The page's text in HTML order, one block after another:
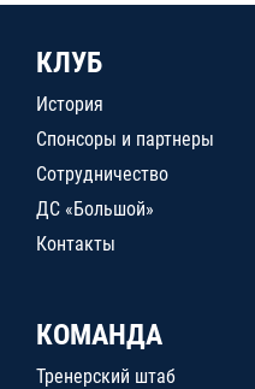
КЛУБ
История
Спонсоры и партнеры
Сотрудничество
ДС «Большой»
Контакты
КОМАНДА
Тренерский штаб